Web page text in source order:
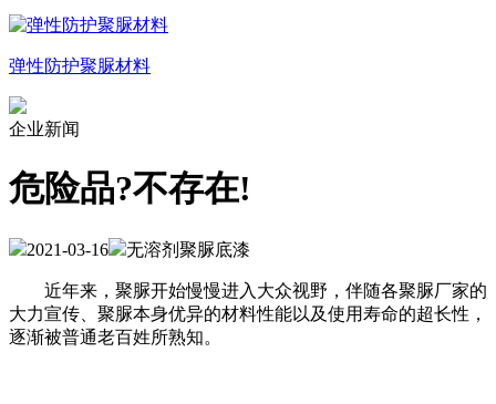
弹性防护聚脲材料
企业新闻
危险品?不存在!
2021-03-16 无溶剂聚脲底漆
近年来，聚脲开始慢慢进入大众视野，伴随各聚脲厂家的
大力宣传、聚脲本身优异的材料性能以及使用寿命的超长性，
逐渐被普通老百姓所熟知。